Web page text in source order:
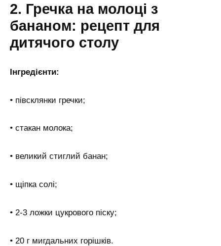
2. Гречка на молоці з
бананом: рецепт для
дитячого столу
Інгредієнти:
• півсклянки гречки;
• стакан молока;
• великий стиглий банан;
• щіпка солі;
• 2-3 ложки цукрового піску;
• 20 г мигдальних горішків.